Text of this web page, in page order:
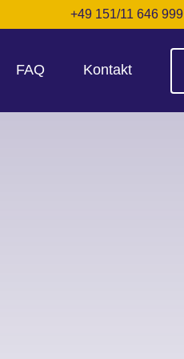
+49 151/11 646 999
FAQ Kontakt